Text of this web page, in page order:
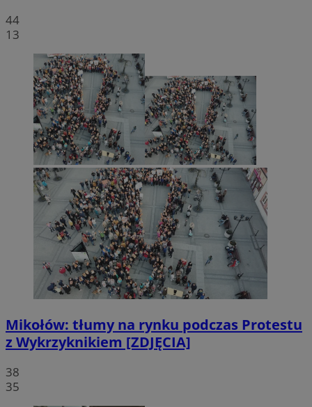
44
13
Mikołów: tłumy na rynku podczas Protestu
z Wykrzyknikiem [ZDJĘCIA]
38
35